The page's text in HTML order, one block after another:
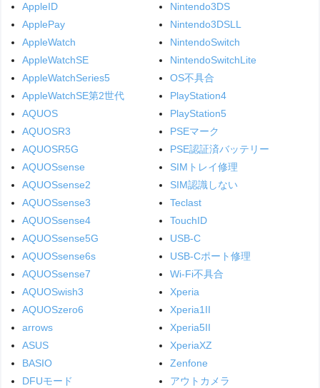
AppleID
ApplePay
AppleWatch
AppleWatchSE
AppleWatchSeries5
AppleWatchSE第2世代
AQUOS
AQUOSR3
AQUOSR5G
AQUOSsense
AQUOSsense2
AQUOSsense3
AQUOSsense4
AQUOSsense5G
AQUOSsense6s
AQUOSsense7
AQUOSwish3
AQUOSzero6
arrows
ASUS
BASIO
DFUモード
Nintendo3DS
Nintendo3DSLL
NintendoSwitch
NintendoSwitchLite
OS不具合
PlayStation4
PlayStation5
PSEマーク
PSE認証済バッテリー
SIMトレイ修理
SIM認識しない
Teclast
TouchID
USB-C
USB-Cポート修理
Wi-Fi不具合
Xperia
Xperia1II
Xperia5II
XperiaXZ
Zenfone
アウトカメラ